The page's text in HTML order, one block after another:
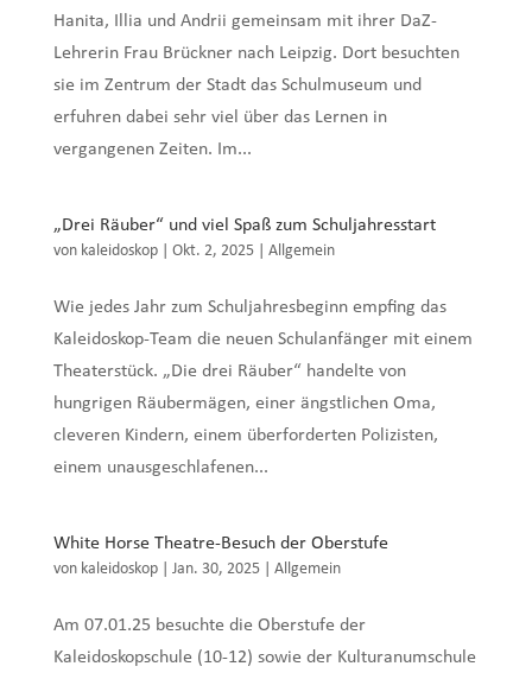
Hanita, Illia und Andrii gemeinsam mit ihrer DaZ-
Lehrerin Frau Brückner nach Leipzig. Dort besuchten
sie im Zentrum der Stadt das Schulmuseum und
erfuhren dabei sehr viel über das Lernen in
vergangenen Zeiten. Im...
„Drei Räuber“ und viel Spaß zum Schuljahresstart
von kaleidoskop| Okt. 2, 2025| Allgemein
Wie jedes Jahr zum Schuljahresbeginn empfing das
Kaleidoskop-Team die neuen Schulanfänger mit einem
Theaterstück. „Die drei Räuber“ handelte von
hungrigen Räubermägen, einer ängstlichen Oma,
cleveren Kindern, einem überforderten Polizisten,
einem unausgeschlafenen...
White Horse Theatre-Besuch der Oberstufe
von kaleidoskop| Jan. 30, 2025| Allgemein
Am 07.01.25 besuchte die Oberstufe der
Kaleidoskopschule (10-12) sowie der Kulturanumschule